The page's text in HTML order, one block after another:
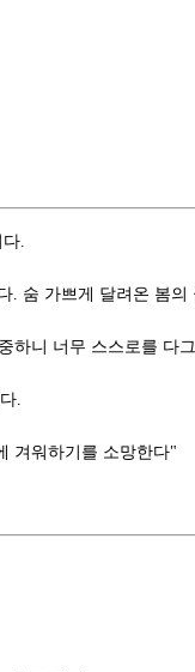
.
. 숨 가쁘게 달려온 봄
하니 너무 스스로를 다그
.
겨워하기를 소망한다"